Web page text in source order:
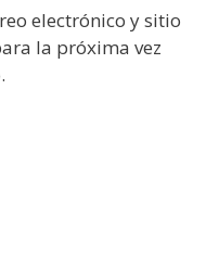
electrónico y sitio
la próxima vez